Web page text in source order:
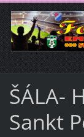
ŠÁLA-
Sankt